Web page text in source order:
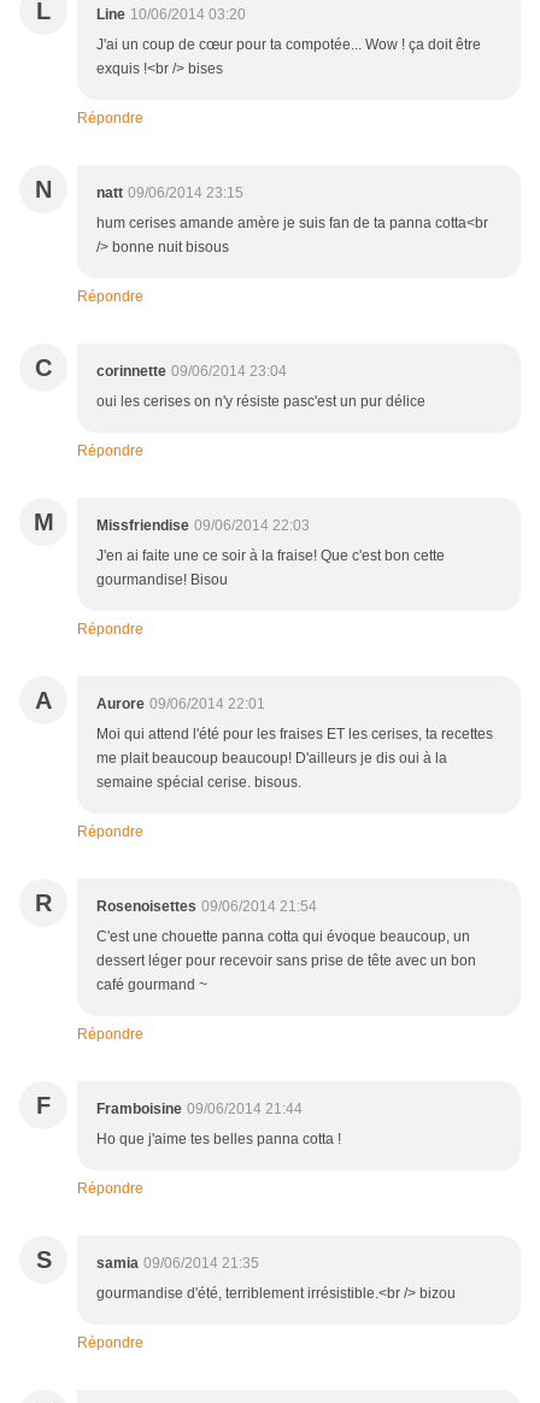
L Line 10/06/2014 03:20
J'ai un coup de cœur pour ta compotée... Wow ! ça doit être
exquis !<br /> bises
Répondre
N natt 09/06/2014 23:15
hum cerises amande amère je suis fan de ta panna cotta<br
/> bonne nuit bisous
Répondre
C corinnette 09/06/2014 23:04
oui les cerises on n'y résiste pasc'est un pur délice
Répondre
M Missfriendise 09/06/2014 22:03
J'en ai faite une ce soir à la fraise! Que c'est bon cette
gourmandise! Bisou
Répondre
A Aurore 09/06/2014 22:01
Moi qui attend l'été pour les fraises ET les cerises, ta recettes
me plait beaucoup beaucoup! D'ailleurs je dis oui à la
semaine spécial cerise. bisous.
Répondre
R Rosenoisettes 09/06/2014 21:54
C'est une chouette panna cotta qui évoque beaucoup, un
dessert léger pour recevoir sans prise de tête avec un bon
café gourmand ~
Répondre
F Framboisine 09/06/2014 21:44
Ho que j'aime tes belles panna cotta !
Répondre
S samia 09/06/2014 21:35
gourmandise d'été, terriblement irrésistible.<br /> bizou
Répondre